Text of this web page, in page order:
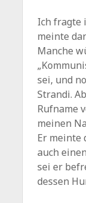
Ich fragte
meinte
Manche
sei, und
Strandi.
Rufname
meinen
Er meinte
auch
sei er
dessen